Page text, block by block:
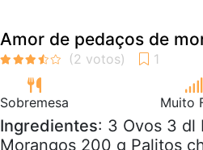
Amor de pedaços de
Sobremesa Muito
Ingredientes: 3 Ovos 3 dl
Morangos 200 g Palitos